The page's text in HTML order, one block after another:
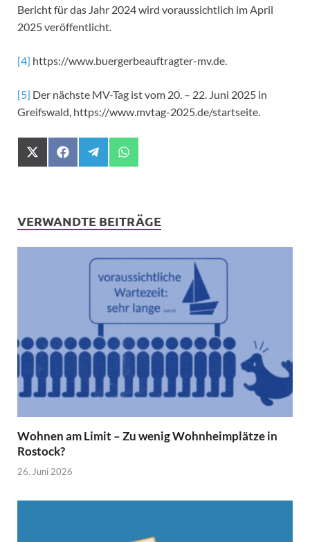
Bericht für das Jahr 2024 wird voraussichtlich im April
2025 veröffentlicht.
[4] https://www.buergerbeauftragter-mv.de.
[5] Der nächste MV-Tag ist vom 20. – 22. Juni 2025 in
Greifswald, https://www.mvtag-2025.de/startseite.
X
(
t
e
r
F
a
o
k
e
a
m
W
h
p
p
VERWANDTE BEITRÄGE
Wohnen am Limit – Zu wenig Wohnheimplätze in
Rostock?
26. Juni 2026